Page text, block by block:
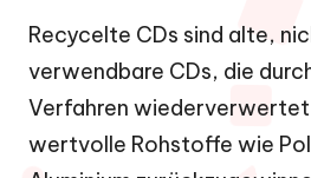
Recycelte CDs sind alte,
verwendbare CDs, die
Verfahren
wertvolle Rohstoffe wie